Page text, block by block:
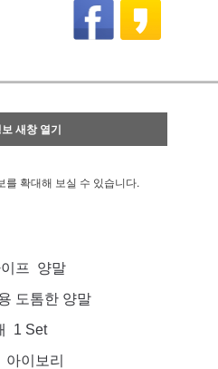
새창 열기
를 확대해 보실 수 있습니다.
프 양말
도톰한 양말
1 Set
아이보리